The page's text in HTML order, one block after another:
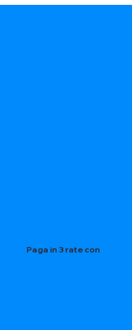
Paga in 3 rate con